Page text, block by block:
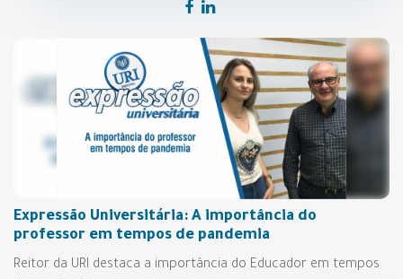
Expressão Universitária: A importância do
professor em tempos de pandemia
Reitor da URI destaca a importância do Educador em tempos